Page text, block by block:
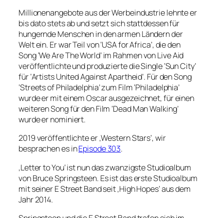
Millionenangebote aus der Werbeindustrie lehnte er
bis dato stets ab und setzt sich stattdessen für
hungernde Menschen in den armen Ländern der
Welt ein. Er war Teil von ‘USA for Africa’, die den
Song ‘We Are The World’ im Rahmen von Live Aid
veröffentlichte und produzierte die Single ‘Sun City’
für ‘Artists United Against Apartheid’. Für den Song
‘Streets of Philadelphia’ zum Film ‘Philadelphia’
wurde er mit einem Oscar ausgezeichnet, für einen
weiteren Song für den Film ‘Dead Man Walking’
wurde er nominiert.
2019 veröffentlichte er ‚Western Stars‘, wir
besprachen es inEpisode 303.
‚Letter to You‘ ist nun das zwanzigste Studioalbum
von Bruce Springsteen. Es ist das erste Studioalbum
mit seiner E Street Band seit ‚High Hopes‘ aus dem
Jahr 2014.